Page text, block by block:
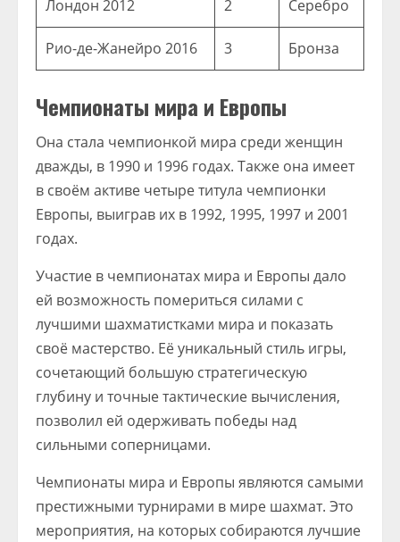
Лондон 2012 2 Серебро
Рио-де-Жанейро 2016 3 Бронза
Чемпионаты мира и Европы
Она стала чемпионкой мира среди женщин
дважды, в 1990 и 1996 годах. Также она имеет
в своём активе четыре титула чемпионки
Европы, выиграв их в 1992, 1995, 1997 и 2001
годах.
Участие в чемпионатах мира и Европы дало
ей возможность помериться силами с
лучшими шахматистками мира и показать
своё мастерство. Её уникальный стиль игры,
сочетающий большую стратегическую
глубину и точные тактические вычисления,
позволил ей одерживать победы над
сильными соперницами.
Чемпионаты мира и Европы являются самыми
престижными турнирами в мире шахмат. Это
мероприятия, на которых собираются лучшие